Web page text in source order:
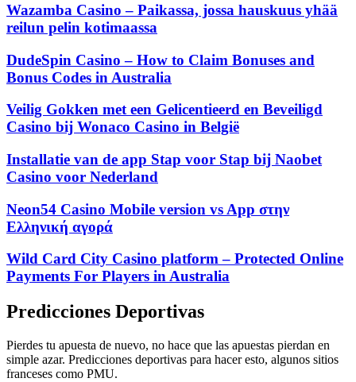
Wazamba Casino – Paikassa, jossa hauskuus yhää
reilun pelin kotimaassa
DudeSpin Casino – How to Claim Bonuses and
Bonus Codes in Australia
Veilig Gokken met een Gelicentieerd en Beveiligd
Casino bij Wonaco Casino in België
Installatie van de app Stap voor Stap bij Naobet
Casino voor Nederland
Neon54 Casino Mobile version vs App στην
Ελληνική αγορά
Wild Card City Casino platform – Protected Online
Payments For Players in Australia
Predicciones Deportivas
Pierdes tu apuesta de nuevo, no hace que las apuestas pierdan en
simple azar. Predicciones deportivas para hacer esto, algunos sitios
franceses como PMU.